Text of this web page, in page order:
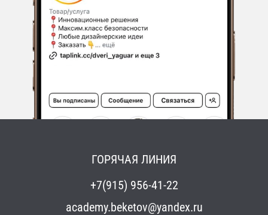
ГОРЯЧАЯ ЛИНИЯ
+7(915) 956-41-22
academy.beketov@yandex.ru